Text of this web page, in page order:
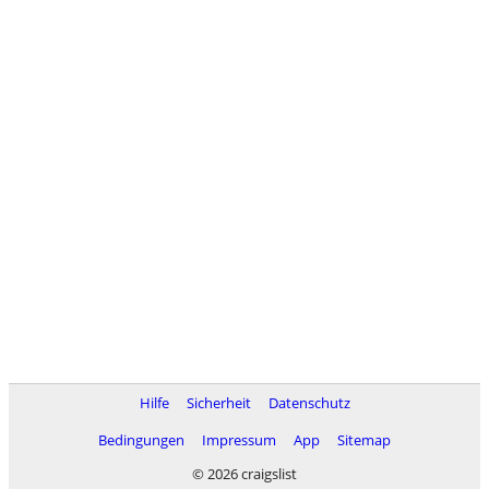
Hilfe Sicherheit
Datenschutz
Bedingungen
Impressum App
Sitemap
© 2026 craigslist